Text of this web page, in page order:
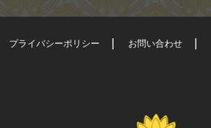
プライバシーポリシー お問い合わせ